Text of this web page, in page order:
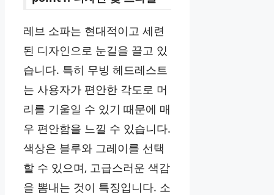
레브 소파는 현대적이고 세련
된 디자인으로 눈길을 끌고 있
습니다. 특히 무빙 헤드레스트
는 사용자가 편안한 각도로 머
리를 기울일 수 있기 때문에 매
우 편안함을 느낄 수 있습니다.
색상은 블루와 그레이를 선택
할 수 있으며, 고급스러운 색감
을 뽐내는 것이 특징입니다. 소